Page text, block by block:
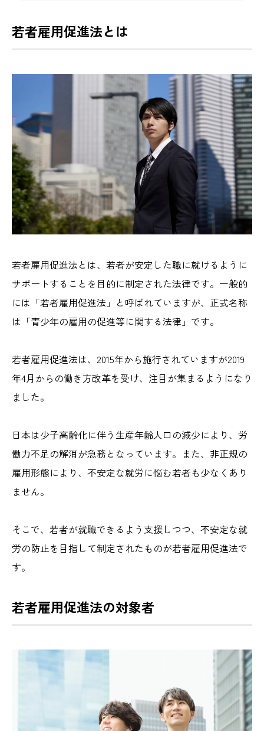
若者雇用促進法とは
若者雇用促進法とは、若者が安定した職に就けるように
サポートすることを目的に制定された法律です。一般的
には「若者雇用促進法」と呼ばれていますが、正式名称
は「青少年の雇用の促進等に関する法律」です。
若者雇用促進法は、2015年から施行されていますが2019
年4月からの働き方改革を受け、注目が集まるようになり
ました。
日本は少子高齢化に伴う生産年齢人口の減少により、労
働力不足の解消が急務となっています。また、非正規の
雇用形態により、不安定な就労に悩む若者も少なくあり
ません。
そこで、若者が就職できるよう支援しつつ、不安定な就
労の防止を目指して制定されたものが若者雇用促進法で
す。
若者雇用促進法の対象者